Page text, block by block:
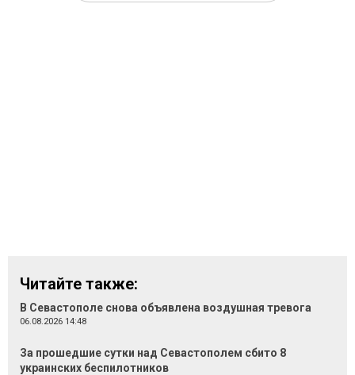
Читайте также:
В Севастополе снова объявлена воздушная тревога
06.08.2026 14:48
За прошедшие сутки над Севастополем сбито 8
украинских беспилотников